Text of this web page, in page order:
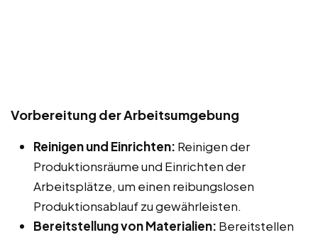
Vorbereitung der Arbeitsumgebung
Reinigen und Einrichten: Reinigen der
Produktionsräume und Einrichten der
Arbeitsplätze, um einen reibungslosen
Produktionsablauf zu gewährleisten.
Bereitstellung von Materialien: Bereitstellen